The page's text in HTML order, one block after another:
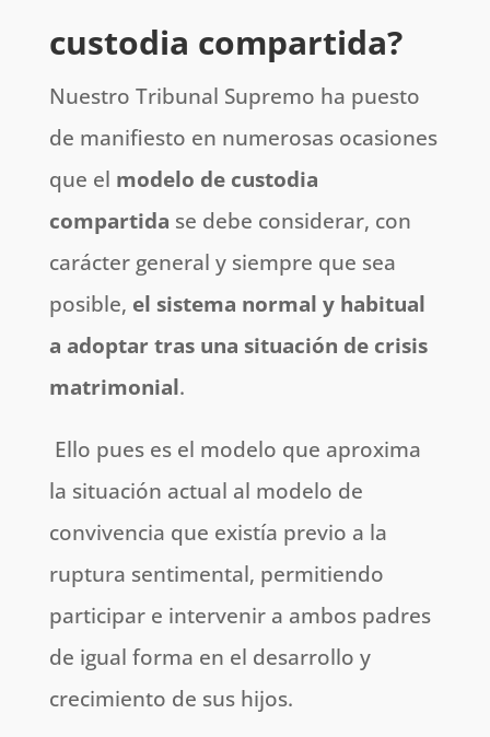
custodia compartida?
Nuestro Tribunal Supremo ha puesto
de manifiesto en numerosas ocasiones
que el modelo de custodia
compartida se debe considerar, con
carácter general y siempre que sea
posible, el sistema normal y habitual
a adoptar tras una situación de crisis
matrimonial.
Ello pues es el modelo que aproxima
la situación actual al modelo de
convivencia que existía previo a la
ruptura sentimental, permitiendo
participar e intervenir a ambos padres
de igual forma en el desarrollo y
crecimiento de sus hijos.